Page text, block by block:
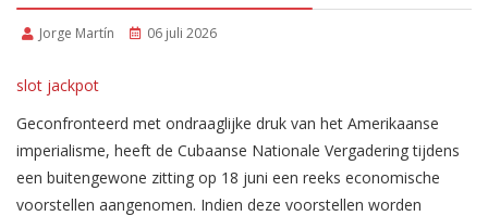
Jorge Martín 06 juli 2026
slot jackpot
Geconfronteerd met ondraaglijke druk van het Amerikaanse
imperialisme, heeft de Cubaanse Nationale Vergadering tijdens
een buitengewone zitting op 18 juni een reeks economische
voorstellen aangenomen. Indien deze voorstellen worden